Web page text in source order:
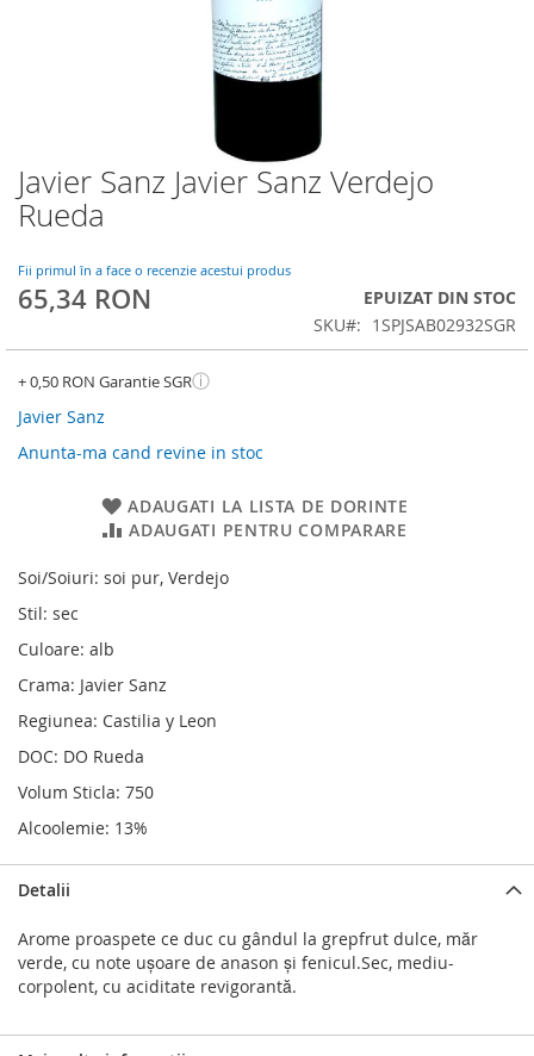
Javier Sanz Javier Sanz Verdejo
Rueda
Fii primul în a face o recenzie acestui produs
65,34 RON
EPUIZAT DIN STOC
SKU
1SPJSAB02932SGR
+ 0,50 RON Garantie SGRⓘ
Javier Sanz
Anunta-ma cand revine in stoc
ADAUGATI LA LISTA DE DORINTE
ADAUGATI PENTRU COMPARARE
Soi/Soiuri: soi pur, Verdejo
Stil: sec
Culoare: alb
Crama: Javier Sanz
Regiunea: Castilia y Leon
DOC: DO Rueda
Volum Sticla: 750
Alcoolemie: 13%
Skip
to
the
of
the
images
Detalii
Arome proaspete ce duc cu gândul la grepfrut dulce, măr
verde, cu note ușoare de anason și fenicul.Sec, mediu-
corpolent, cu aciditate revigorantă.